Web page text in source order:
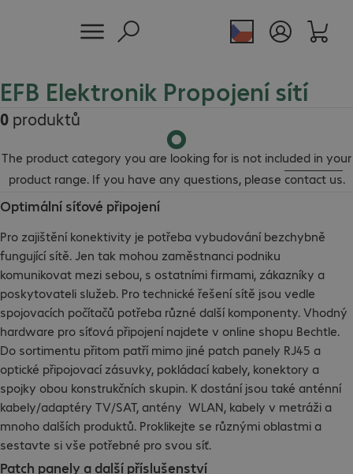
EFB Elektronik Propojení sítí
0 produktů
The product category you are looking for is not included in your
product range. If you have any questions, please contact us.
Optimální síťové připojení
Pro zajištění konektivity je potřeba vybudování bezchybně
fungující sítě. Jen tak mohou zaměstnanci podniku
komunikovat mezi sebou, s ostatními firmami, zákazníky a
poskytovateli služeb. Pro technické řešení sítě jsou vedle
spojovacích počítačů potřeba různé další komponenty. Vhodný
hardware pro síťová připojení najdete v online shopu Bechtle.
Do sortimentu přitom patří mimo jiné patch panely RJ45 a
optické připojovací zásuvky, pokládací kabely, konektory a
spojky obou konstrukčních skupin. K dostání jsou také anténní
kabely/adaptéry TV/SAT, antény WLAN, kabely v metráži a
mnoho dalších produktů. Proklikejte se různými oblastmi a
sestavte si vše potřebné pro svou síť.
Patch panely a další příslušenství